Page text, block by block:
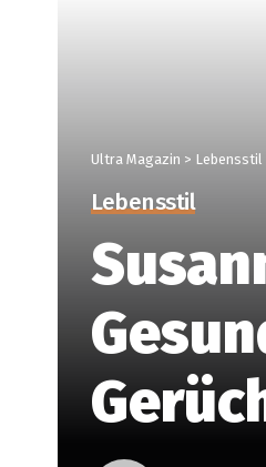
Ultra Magazin > Lebensstil
Lebensstil